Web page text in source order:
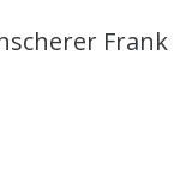
Frank